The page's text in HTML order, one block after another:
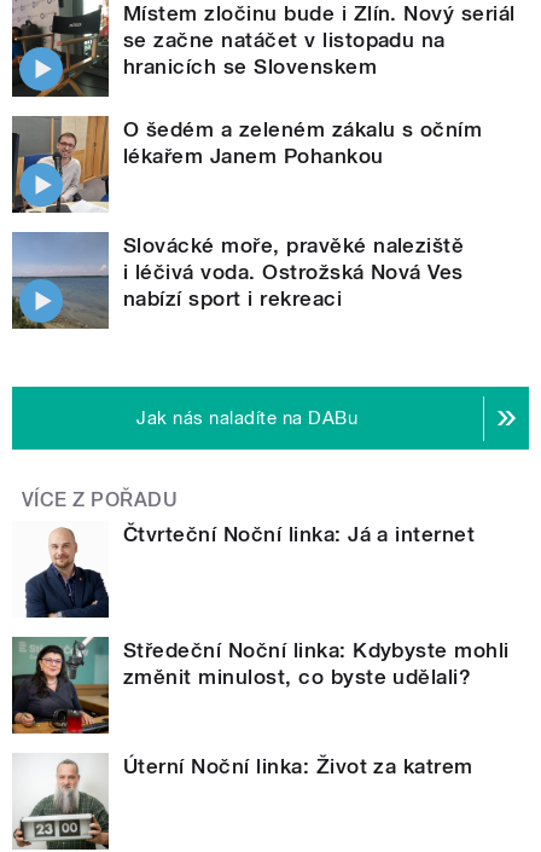
Místem zločinu bude i Zlín. Nový seriál
se začne natáčet v listopadu na
hranicích se Slovenskem
O šedém a zeleném zákalu s očním
lékařem Janem Pohankou
Slovácké moře, pravěké naleziště
i léčivá voda. Ostrožská Nová Ves
nabízí sport i rekreaci
Jak nás naladíte na DABu
VÍCE Z POŘADU
Čtvrteční Noční linka: Já a internet
Středeční Noční linka: Kdybyste mohli
změnit minulost, co byste udělali?
Úterní Noční linka: Život za katrem